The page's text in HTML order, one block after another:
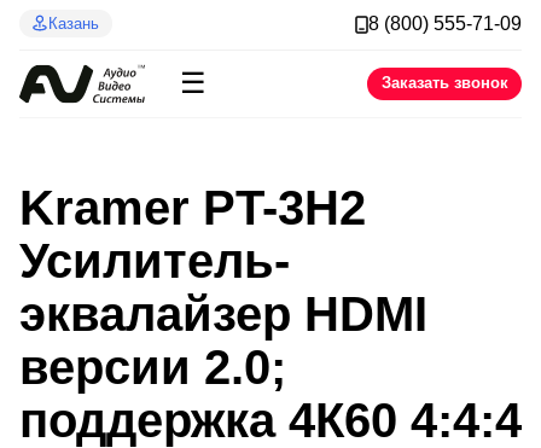
Казань 8 (800) 555-71-09
☰ Заказать звонок
Kramer PT-3H2
Усилитель-
эквалайзер HDMI
версии 2.0;
поддержка 4К60 4:4:4